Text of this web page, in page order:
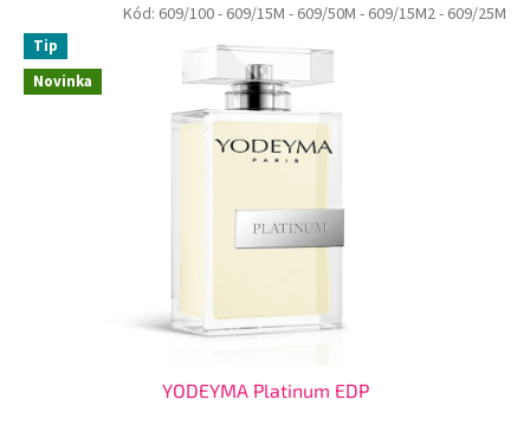
Novinka
Tip
YODEYMA Platinum EDP
Kód: 609/100- 609/15M - 609/50M - 609/15M2- 609/25M